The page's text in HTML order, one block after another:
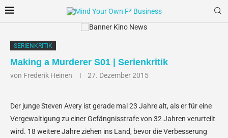
SERIENKRITIK
Making a Murderer S01 | Serienkritik
von Frederik Heinen 27. Dezember 2015
Der junge Steven Avery ist gerade mal 23 Jahre alt, als er für eine
Vergewaltigung zu einer Gefängnisstrafe von 32 Jahren verurteilt
wird. 18 weitere Jahre ziehen ins Land, bevor die Verbesserung